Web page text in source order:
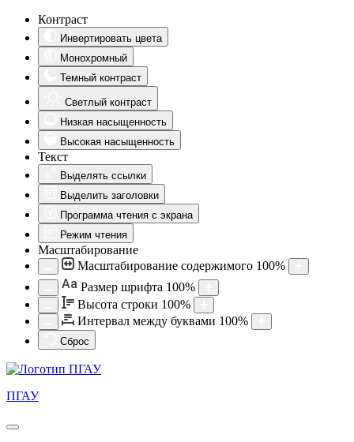
Контраст
Инвертировать цвета
Монохромный
Темный контраст
Светлый контраст
Низкая насыщенность
Высокая насыщенность
Текст
Выделять ссылки
Выделить заголовки
Программа чтения с экрана
Режим чтения
Масштабирование
Масштабирование содержимого 100%
Aa Размер шрифта 100%
Высота строки 100%
Интервал между буквами 100%
Сброс
ПГАУ